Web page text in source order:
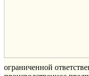
ограниченной